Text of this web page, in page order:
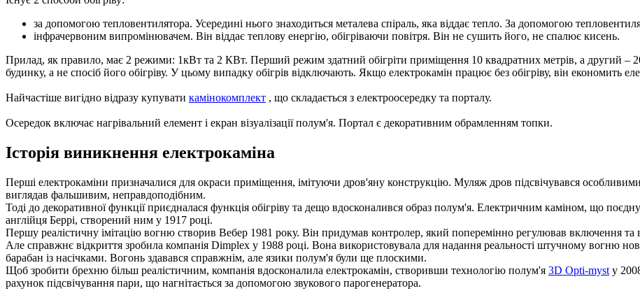
за допомогою тепловентилятора. Усередині нього знаходиться металева спіраль, яка віддає тепло. За допомогою
інфрачервоним випромінювачем. Він віддає теплову енергію, обігріваючи повітря. Він не сушить його, не спалює кисень.
Прилад, як правило, має 2 режими: 1кВт та 2 КВт. Перший режим здатний обігріти приміщення 10 квадратних метрів, а другий –
будинку, а не спосіб його обігріву. У цьому випадку обігрів відключають. Якщо електрокамін працює без обігріву, він економить
Найчастіше вигідно відразу купувати камінокомплект , що складається з електроосередку та порталу.
Осередок включає нагрівальний елемент і екран візуалізації полум'я. Портал є декоративним обрамленням топки.
Історія виникнення електрокаміна
Перші електрокаміни призначалися для окраси приміщення, імітуючи дров'яну конструкцію. Муляж дров підсвічувався
виглядав фальшивим, неправдоподібним.
Тоді до декоративної функції приєдналася функція обігріву та дещо вдосконалився образ полум'я. Електричним каміном, що
англійця Беррі, створений ним у 1917 році.
Першу реалістичну імітацію вогню створив Вебер 1981 року. Він придумав контролер, який поперемінно регулював включення та
Але справжнє відкриття зробила компанія Dimplex у 1988 році. Вона використовувала для надання реальності штучному вогню
барабан із насічками. Вогонь здавався справжнім, але язики полум'я були ще плоскими.
Щоб зробити брехню більш реалістичним, компанія вдосконалила електрокамін, створивши технологію полум'я 3D Opti-myst у
рахунок підсвічування пари, що нагнітається за допомогою звукового парогенератора.